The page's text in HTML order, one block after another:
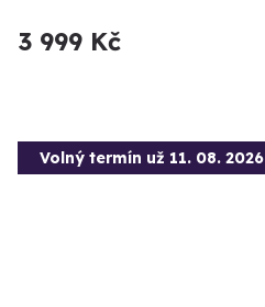
3 999 Kč
Volný termín už 11. 08. 2026